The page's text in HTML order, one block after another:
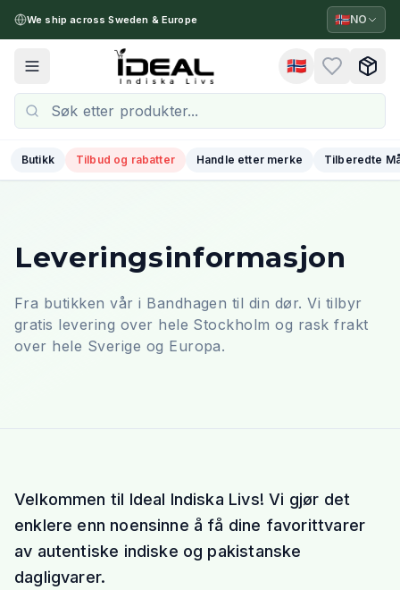
We ship across Sweden & Europe 🇳🇴NO
Toggle menu 🇳🇴
Butikk Tilbud og rabatter Handle etter merke Tilberedte
Leveringsinformasjon
Fra butikken vår i Bandhagen til din dør. Vi tilbyr
gratis levering over hele Stockholm og rask frakt
over hele Sverige og Europa.
Velkommen til Ideal Indiska Livs! Vi gjør det
enklere enn noensinne å få dine favorittvarer
av autentiske indiske og pakistanske
dagligvarer.